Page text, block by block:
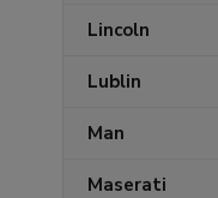
Lincoln
Lublin
Man
Maserati